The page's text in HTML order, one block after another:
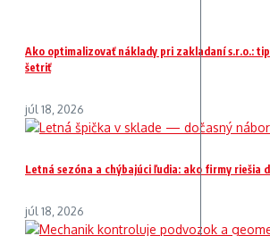
Ako optimalizovať náklady pri zakladaní s.r.o.:
šetriť
júl 18, 2026
Letná sezóna a chýbajúci ľudia: ako firmy riešia
júl 18, 2026